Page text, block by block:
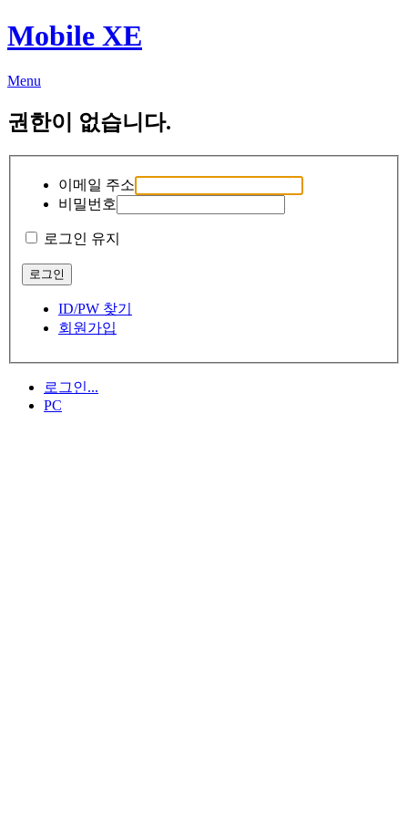
Mobile XE
Menu
권한이 없습니다.
이메일 주소
비밀번호
로그인 유지
ID/PW 찾기
회원가입
로그인...
PC